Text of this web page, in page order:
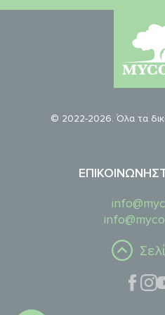
© 2022-2026. Όλα τα